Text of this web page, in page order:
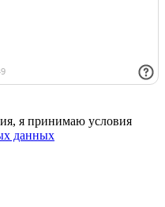
я принимаю условия
данных